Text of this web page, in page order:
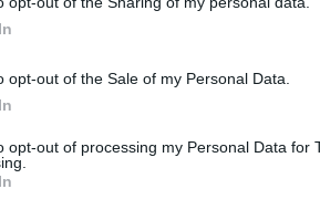
opt-out of the Sale of my Personal Data.
opt-out of processing my Personal Data for
di Apprendimento
nel panorama
sul programma tra i
e il ruolo crescente della